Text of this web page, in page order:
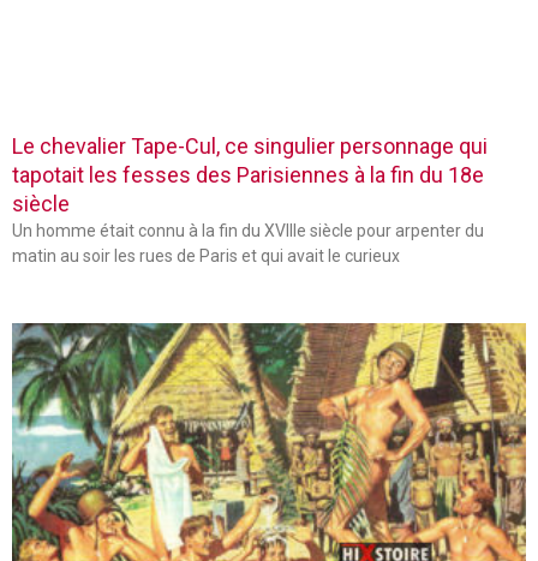
Le chevalier Tape-Cul, ce singulier personnage qui
tapotait les fesses des Parisiennes à la fin du 18e
siècle
Un homme était connu à la fin du XVIIIe siècle pour arpenter du
matin au soir les rues de Paris et qui avait le curieux